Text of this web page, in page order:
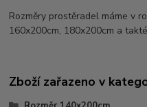
Rozměry prostěradel máme v
160x200cm, 180x200cm a
Zboží zařazeno v